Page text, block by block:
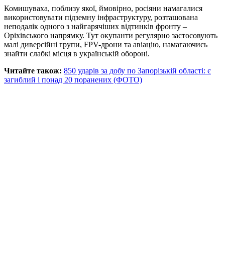
Комишуваха, поблизу якої, ймовірно, росіяни намагалися
використовувати підземну інфраструктуру, розташована
неподалік одного з найгарячіших відтинків фронту –
Оріхівського напрямку. Тут окупанти регулярно застосовують
малі диверсійні групи, FPV-дрони та авіацію, намагаючись
знайти слабкі місця в українській обороні.
Читайте також: 850 ударів за добу по Запорізькій області: є
загиблий і понад 20 поранених (ФОТО)